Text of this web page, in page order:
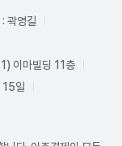
: 곽영길
이마빌딩 11층
15일